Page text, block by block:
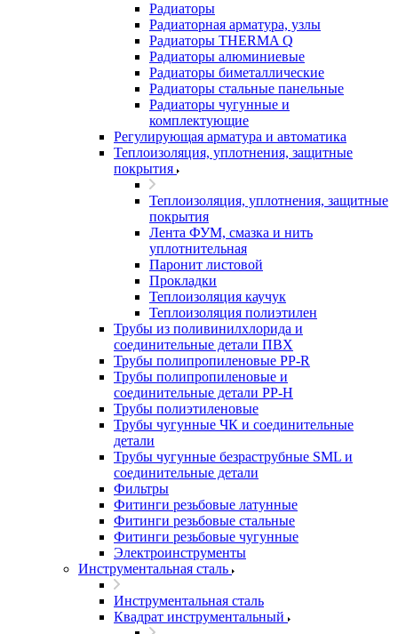
Радиаторы
Радиаторная арматура, узлы
Радиаторы THERMA Q
Радиаторы алюминиевые
Радиаторы биметаллические
Радиаторы стальные панельные
Радиаторы чугунные и
комплектующие
Регулирующая арматура и автоматика
Теплоизоляция, уплотнения, защитные
покрытия
Теплоизоляция, уплотнения, защитные
покрытия
Лента ФУМ, смазка и нить
уплотнительная
Паронит листовой
Прокладки
Теплоизоляция каучук
Теплоизоляция полиэтилен
Трубы из поливинилхлорида и
соединительные детали ПВХ
Трубы полипропиленовые PP-R
Трубы полипропиленовые и
соединительные детали PP-H
Трубы полиэтиленовые
Трубы чугунные ЧК и соединительные
детали
Трубы чугунные безраструбные SML и
соединительные детали
Фильтры
Фитинги резьбовые латунные
Фитинги резьбовые стальные
Фитинги резьбовые чугунные
Электроинструменты
Инструментальная сталь
Инструментальная сталь
Квадрат инструментальный